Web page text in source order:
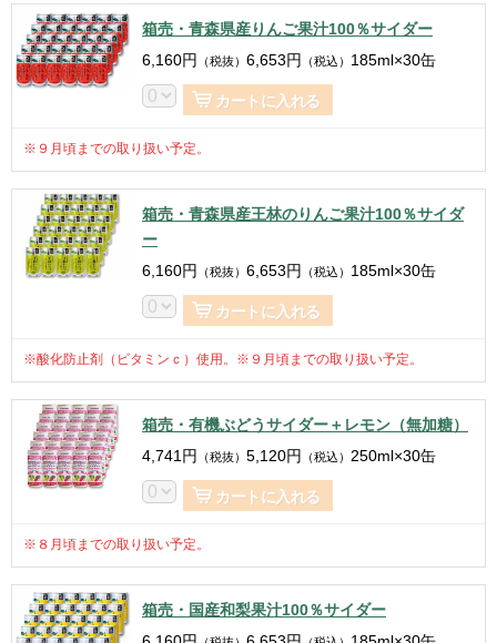
箱売・青森県産りんご果汁100％サイダー
6,160円 （税抜） 6,653円 （税込） 185ml×30缶
カートに入れる
※９月頃までの取り扱い予定。
箱売・青森県産王林のりんご果汁100％サイダ
ー
6,160円 （税抜） 6,653円 （税込） 185ml×30缶
カートに入れる
※酸化防止剤（ビタミンｃ）使用。※９月頃までの取り扱い予定。
箱売・有機ぶどうサイダー＋レモン（無加糖）
4,741 円 （税抜） 5,120円 （税込） 250ml×30缶
カートに入れる
※８月頃までの取り扱い予定。
箱売・国産和梨果汁100％サイダー